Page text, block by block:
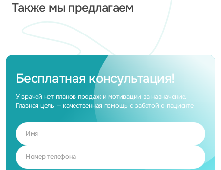
Также мы предлагаем
Бесплатная консультация!
У врачей нет планов продаж и мотивации за назначение.
Главная цель — качественная помощь с заботой о пациенте
Имя
Номер телефона